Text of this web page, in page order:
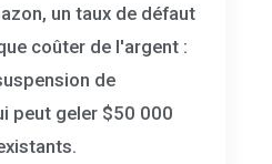
un taux de défaut
coûter de l'argent :
de
peut geler $50 000